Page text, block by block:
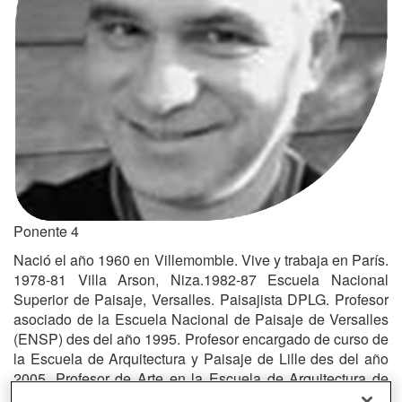
Ponente 4
Nació el año 1960 en Villemomble. Vive y trabaja en París.
1978-81 Villa Arson, Niza.1982-87 Escuela Nacional
Superior de Paisaje, Versalles. Paisajista DPLG. Profesor
asociado de la Escuela Nacional de Paisaje de Versalles
(ENSP) des del año 1995. Profesor encargado de curso de
la Escuela de Arquitectura y Paisaje de Lille des del año
2005. Profesor de Arte en la Escuela de Arquitectura de